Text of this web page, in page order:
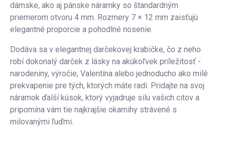
dámske, ako aj pánske náramky so štandardným
priemerom otvoru 4 mm. Rozmery 7 × 12 mm zaisťujú
elegantné proporcie a pohodlné nosenie.
Dodáva sa v elegantnej darčekovej krabičke, čo z neho
robí dokonalý darček z lásky na akúkoľvek príležitosť -
narodeniny, výročie, Valentína alebo jednoducho ako milé
prekvapenie pre tých, ktorých máte radi. Pridajte na svoj
náramok ďalší kúsok, ktorý vyjadruje silu vašich citov a
pripomína vám tie najkrajšie okamihy strávené s
milovanými ľuďmi.